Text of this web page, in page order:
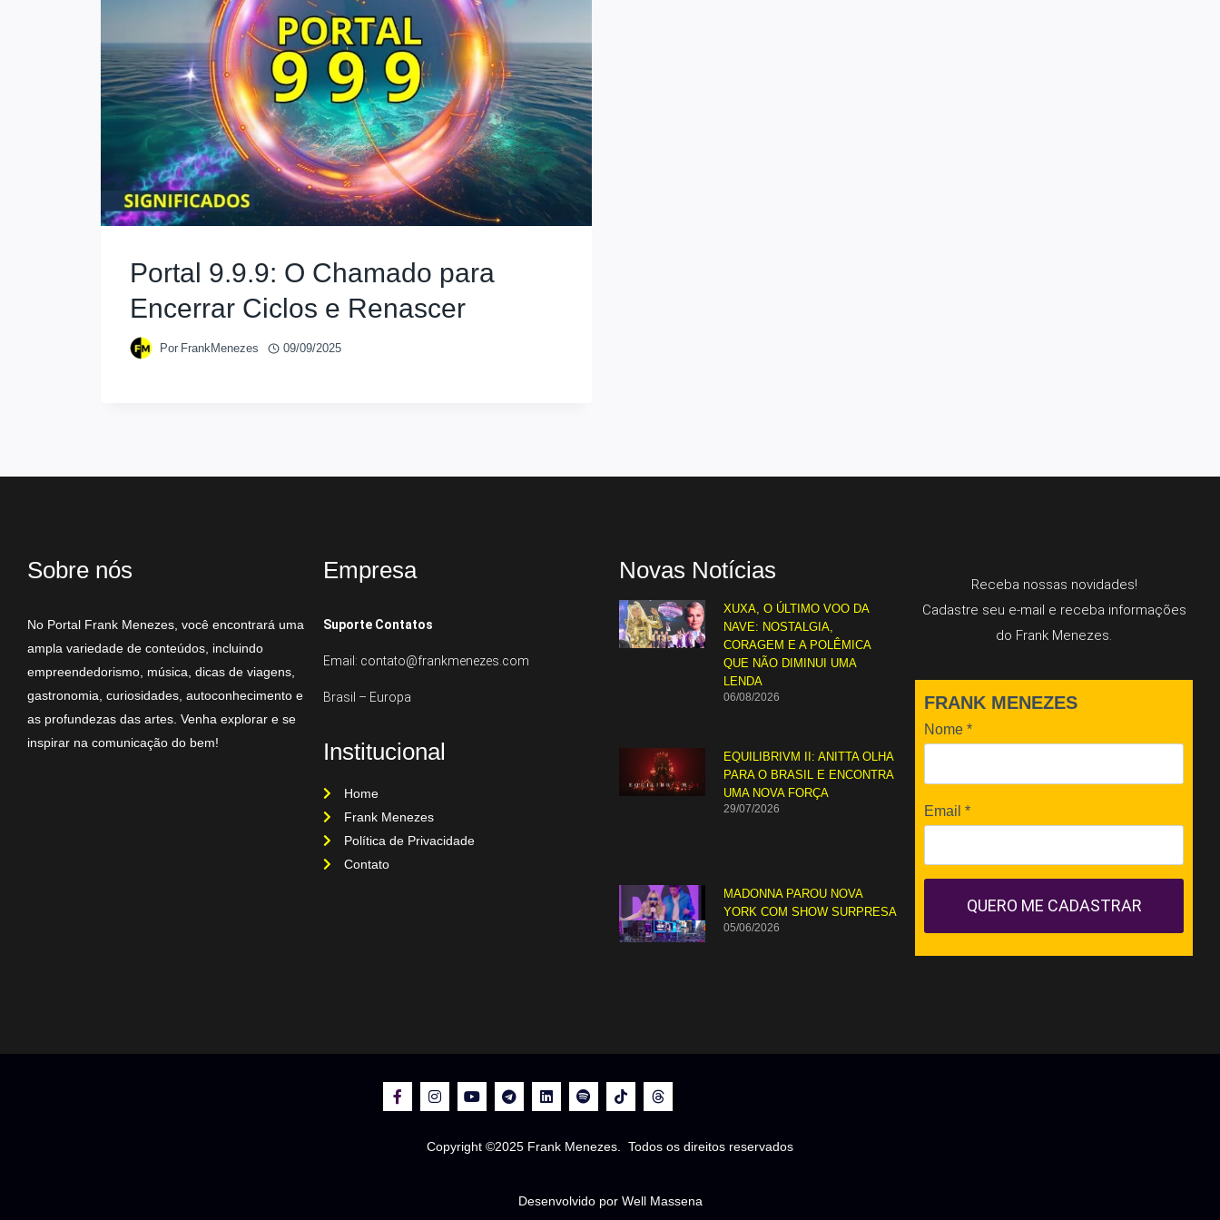
Portal 9.9.9: O Chamado para
Encerrar Ciclos e Renascer
Por FrankMenezes 09/09/2025
Sobre nós
No Portal Frank Menezes, você encontrará uma
ampla variedade de conteúdos, incluindo
empreendedorismo, música, dicas de viagens,
gastronomia, curiosidades, autoconhecimento e
as profundezas das artes. Venha explorar e se
inspirar na comunicação do bem!
Empresa
Suporte Contatos
Email: contato@frankmenezes.com
Brasil – Europa
Institucional
Home
Frank Menezes
Política de Privacidade
Contato
Novas Notícias
XUXA, O ÚLTIMO VOO DA
NAVE: NOSTALGIA,
CORAGEM E A POLÊMICA
QUE NÃO DIMINUI UMA
LENDA
06/08/2026
EQUILIBRIVM II: ANITTA OLHA
PARA O BRASIL E ENCONTRA
UMA NOVA FORÇA
29/07/2026
MADONNA PAROU NOVA
YORK COM SHOW SURPRESA
05/06/2026
Receba nossas novidades!
Cadastre seu e-mail e receba informações
do Frank Menezes.
FRANK MENEZES
Nome *
Email *
QUERO ME CADASTRAR
Copyright ©2025 Frank Menezes. Todos os direitos reservados
Desenvolvido por Well Massena